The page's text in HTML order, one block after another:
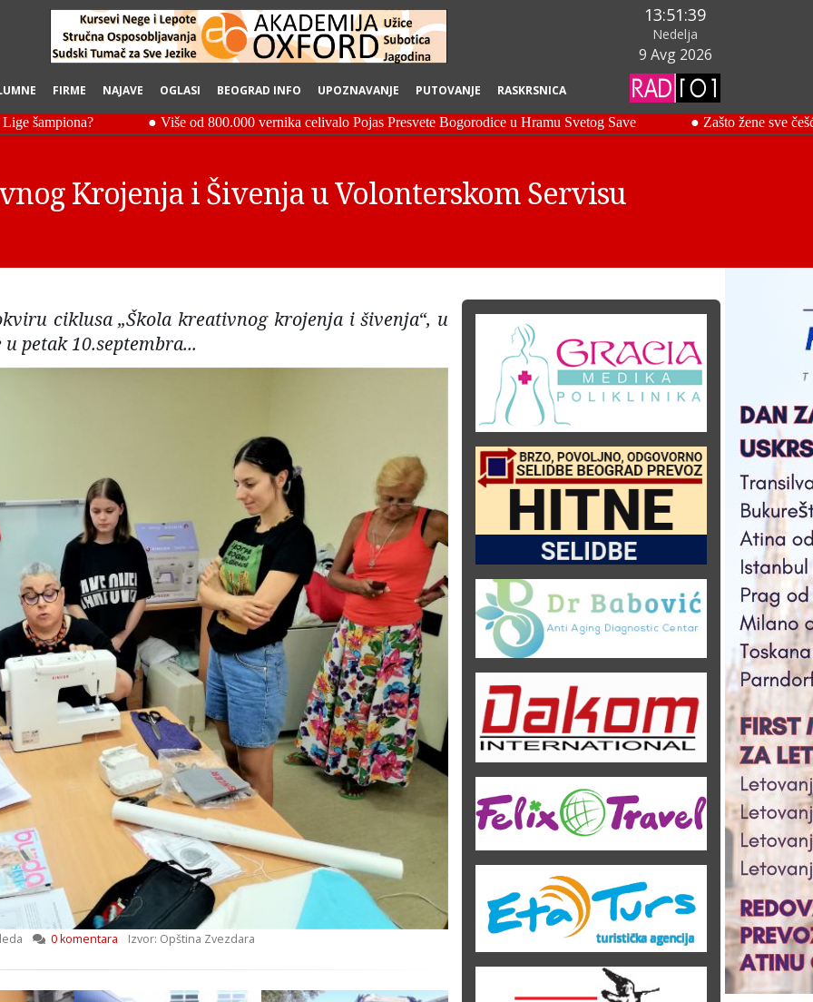
FIRME NAJAVE OGLASI BEOGRAD INFO UPOZNAVANJE PUTOVANJE RASKRSNICA
13:51:40
Nedelja
9 Avg 2026
Krojenja i Šivenja u Volonterskom Servisu
ciklusa „Škola kreativnog krojenja i šivenja“, u
petak 10.septembra...
0 komentara Izvor: Opština Zvezdara